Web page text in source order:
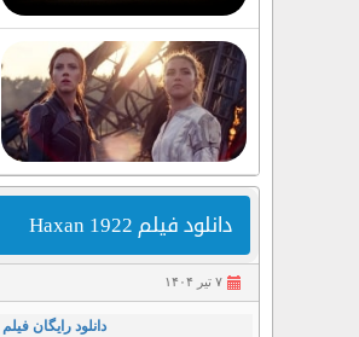
دانلود فیلم Haxan 1922
۷ تیر ۱۴۰۴
دانلود رایگان فیلم